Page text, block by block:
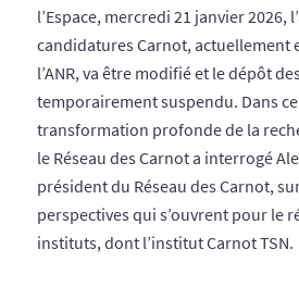
l’Espace, mercredi 21 janvier 2026,
candidatures Carnot, actuellement
l’ANR, va être modifié et le dépôt
temporairement suspendu. Dans
transformation profonde de la
le Réseau des Carnot a interrogé
président du Réseau des Carnot,
perspectives qui s’ouvrent pour le
instituts, dont l’institut Carnot TSN.